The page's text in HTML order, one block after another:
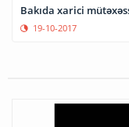
Bakıda xarici
19-10-2017